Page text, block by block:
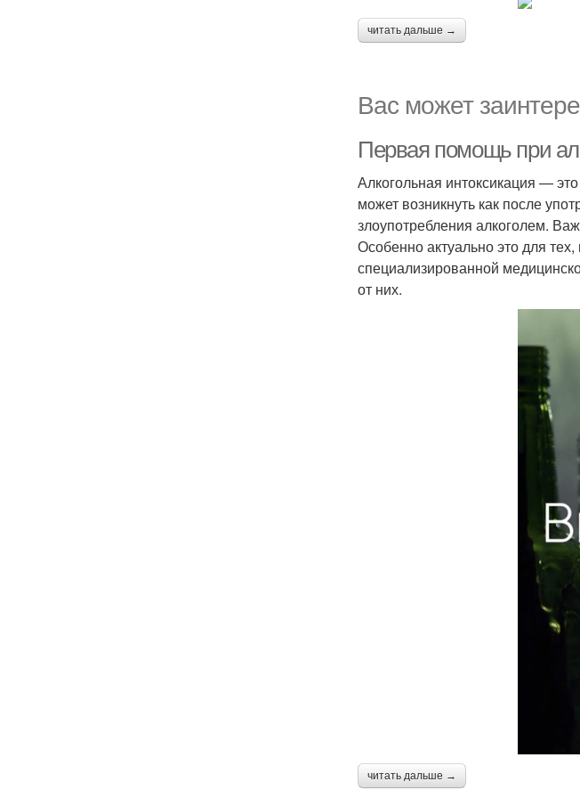
читать дальше →
Вас может
Первая помощь при
Алкогольная интоксикация —
может возникнуть как после
злоупотребления алкоголем.
Особенно актуально это для тех,
специализированной
от них.
читать дальше →